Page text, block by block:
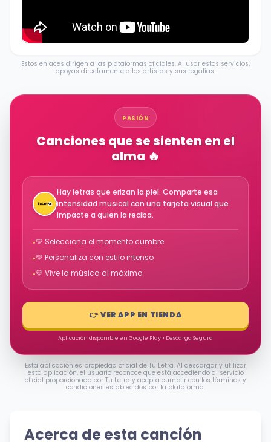
Estos enlaces dirigen a las plataformas oficiales. Al usar estos servicios,
apoyas directamente a los artistas y sus regalías.
PASIÓN
Canciones que se sienten en el
alma 🔥
Hay letras que erizan la piel. Comparte esa
intensidad musical con una tarjeta visual que
impacte a quien la reciba.
•💛 Selecciona el momento cumbre
•💛 Personaliza con estilo intenso
•💛 Vive la música al máximo
👉 VER APP EN TIENDA
Aplicación disponible en Google Play • Descarga Segura
Esta aplicación es propiedad oficial de Tu Letra. Al descargar y utilizar
esta aplicación, el usuario reconoce que está accediendo al servicio
oficial proporcionado por Tu Letra y acepta cumplir con los términos y
condiciones establecidos por la plataforma.
Acerca de esta canción